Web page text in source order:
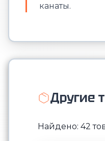
канаты.
Другие
Найдено: 42